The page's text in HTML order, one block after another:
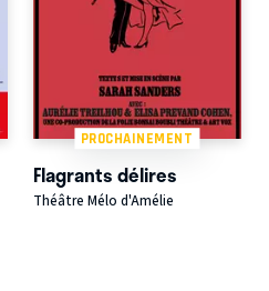
PROCHAINEMENT
Flagrants délires
Théâtre Mélo d'Amélie